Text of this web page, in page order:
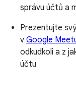
správu účtů a
Prezentujte
v Google
odkudkoli a z
účtu